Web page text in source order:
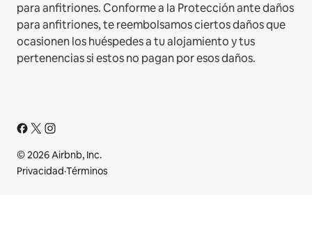
para anfitriones. Conforme a la Protección ante daños
para anfitriones, te reembolsamos ciertos daños que
ocasionen los huéspedes a tu alojamiento y tus
pertenencias si estos no pagan por esos daños.
© 2026 Airbnb, Inc.
Privacidad·Términos